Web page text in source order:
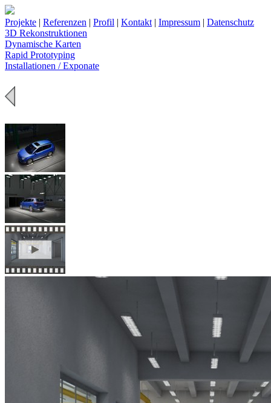
Projekte | Referenzen | Profil | Kontakt | Impressum | Datenschutz
3D Rekonstruktionen
Dynamische Karten
Rapid Prototyping
Installationen / Exponate